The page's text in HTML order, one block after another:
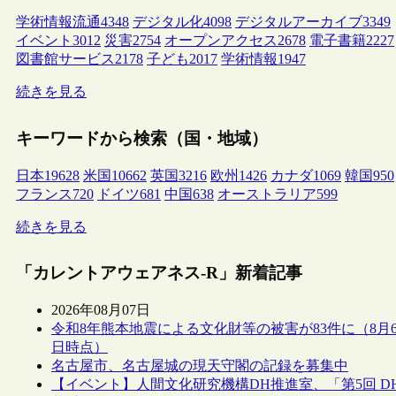
学術情報流通4348 デジタル化4098 デジタルアーカイブ3349
イベント 3012 災害2754 オープンアクセス2678 電子書籍2227
図書館サービス2178 子ども2017 学術情報1947
続きを見る
キーワードから検索（国・地域）
日本19628 米国 10662 英国3216 欧州 1426 カナダ1069 韓国950
フランス720 ドイツ681 中国638 オーストラリア599
続きを見る
「カレントアウェアネス-R」新着記事
2026年08月07日
令和8年熊本地震による文化財等の被害が83件に（8月
日時点）
名古屋市、名古屋城の現天守閣の記録を募集中
【イベント】人間文化研究機構DH推進室、「第5回